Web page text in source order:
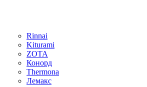
Rinnai
Kiturami
ZOTA
Конорд
Thermona
Лемакс